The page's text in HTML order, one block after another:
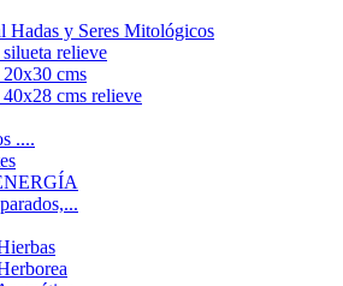
Hadas y Seres Mitológicos
silueta relieve
20x30 cms
40x28 cms relieve
....